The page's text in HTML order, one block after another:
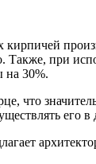
Также, при
на 30%.
что
его в